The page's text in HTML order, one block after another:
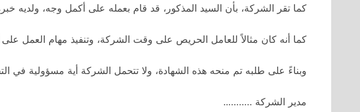
كما تقر الشركة، بأن السيد المذكور، قد قام بعمله على أكمل وجه، ولديه
كما أنه كان مثالاً للعامل الحريص على وقت الشركة، وتنفيذ مهام العمل
وبناءً على طلبه تم منحه هذه الشهادة، ولا تتحمل الشركة أية مسؤولية في
مدير الشركة ………..